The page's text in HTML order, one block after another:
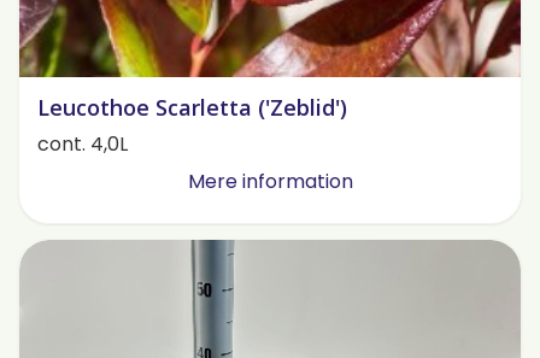
Leucothoe Scarletta ('Zeblid')
cont. 4,0L
Mere information